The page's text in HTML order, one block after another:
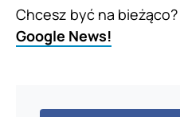
Chcesz być na bieżąco?
Google News!